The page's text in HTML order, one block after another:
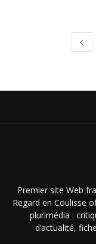
Premier site Web
Regard en Coulisse
plurimédia :
d’actualité,